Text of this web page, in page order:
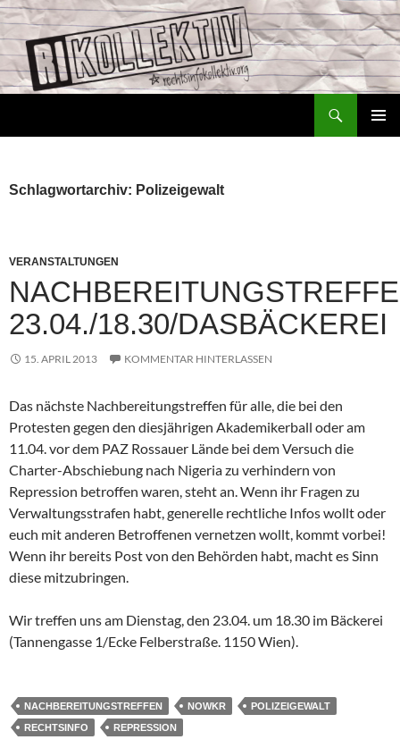
Zum
Inhalt
springen
Schlagwortarchiv: Polizeigewalt
VERANSTALTUNGEN
23.04./18.30/DASBÄCKEREI
15. APRIL 2013 KOMMENTAR HINTERLASSEN
Das nächste Nachbereitungstreffen für alle, die bei den
Protesten gegen den diesjährigen Akademikerball oder am
11.04. vor dem PAZ Rossauer Lände bei dem Versuch die
Charter-Abschiebung nach Nigeria zu verhindern von
Repression betroffen waren, steht an. Wenn ihr Fragen zu
Verwaltungsstrafen habt, generelle rechtliche Infos wollt oder
euch mit anderen Betroffenen vernetzen wollt, kommt vorbei!
Wenn ihr bereits Post von den Behörden habt, macht es Sinn
diese mitzubringen.
Wir treffen uns am Dienstag, den 23.04. um 18.30 im Bäckerei
(Tannengasse 1/Ecke Felberstraße. 1150 Wien).
NACHBEREITUNGSTREFFEN NOWKR
POLIZEIGEWALT
RECHTSINFO
REPRESSION